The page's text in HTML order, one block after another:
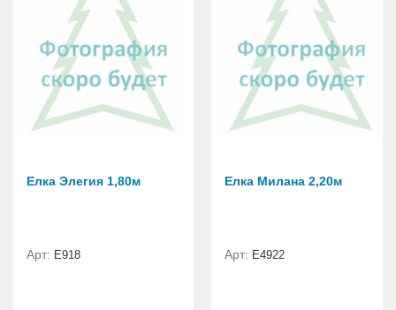
Елка Элегия 1,80м
Арт: E918
Елка Милана 2,20м
Арт: Е4922